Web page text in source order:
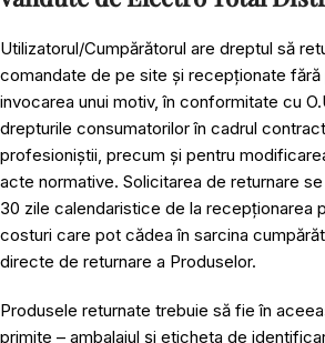
Utilizatorul/Cumpărătorul are dreptul să
comandate de pe site și recepționate fără
invocarea unui motiv, în conformitate cu
drepturile consumatorilor în cadrul
profesioniștii, precum și pentru
acte normative. Solicitarea de returnare
30 zile calendaristice de la recepționarea
costuri care pot cădea în sarcina
directe de returnare a Produselor.
Produsele returnate trebuie să fie în
primite – ambalajul și eticheta de